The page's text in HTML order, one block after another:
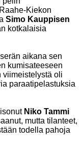
Kiekon
Simo Kauppisen
kotkalaisia
aikana sen
kumisateeseen
viimeistelystä oli
paraatipelastuksia
Niko Tammi
mutta tilanteet,
todella pahoja